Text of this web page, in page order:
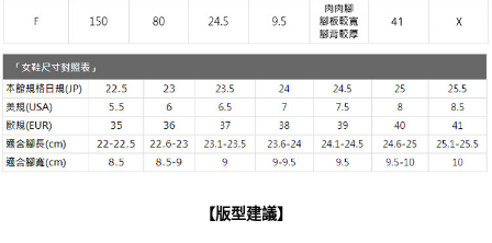
【版型建議】